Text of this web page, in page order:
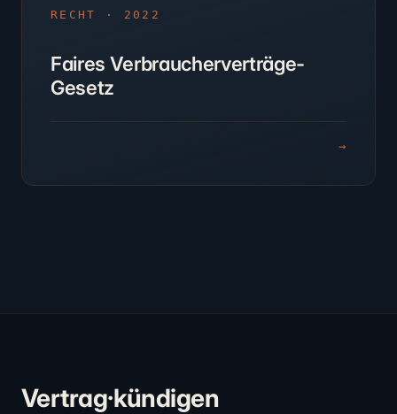
RECHT · 2022
Faires Verbraucherverträge-
Gesetz
→
Vertrag·kündigen